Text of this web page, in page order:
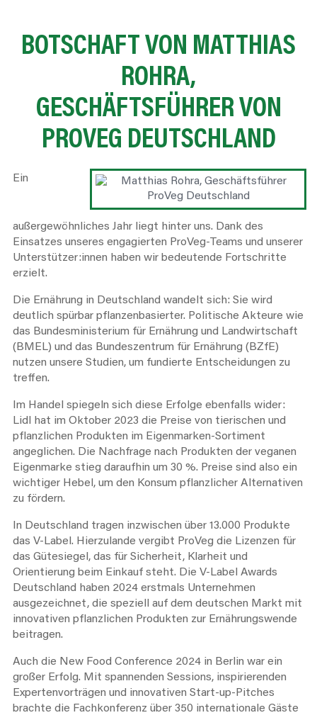
BOTSCHAFT VON MATTHIAS
ROHRA,
GESCHÄFTSFÜHRER VON
PROVEG DEUTSCHLAND
Ein
außergewöhnliches Jahr liegt hinter uns. Dank des
Einsatzes unseres engagierten ProVeg-Teams und unserer
Unterstützer:innen haben wir bedeutende Fortschritte
erzielt.
Die Ernährung in Deutschland wandelt sich: Sie wird
deutlich spürbar pflanzenbasierter. Politische Akteure wie
das Bundesministerium für Ernährung und Landwirtschaft
(BMEL) und das Bundeszentrum für Ernährung (BZfE)
nutzen unsere Studien, um fundierte Entscheidungen zu
treffen.
Im Handel spiegeln sich diese Erfolge ebenfalls wider:
Lidl hat im Oktober 2023 die Preise von tierischen und
pflanzlichen Produkten im Eigenmarken-Sortiment
angeglichen. Die Nachfrage nach Produkten der veganen
Eigenmarke stieg daraufhin um 30 %. Preise sind also ein
wichtiger Hebel, um den Konsum pflanzlicher Alternativen
zu fördern.
In Deutschland tragen inzwischen über 13.000 Produkte
das V-Label. Hierzulande vergibt ProVeg die Lizenzen für
das Gütesiegel, das für Sicherheit, Klarheit und
Orientierung beim Einkauf steht. Die V-Label Awards
Deutschland haben 2024 erstmals Unternehmen
ausgezeichnet, die speziell auf dem deutschen Markt mit
innovativen pflanzlichen Produkten zur Ernährungswende
beitragen.
Auch die New Food Conference 2024 in Berlin war ein
großer Erfolg. Mit spannenden Sessions, inspirierenden
Expertenvorträgen und innovativen Start-up-Pitches
brachte die Fachkonferenz über 350 internationale Gäste